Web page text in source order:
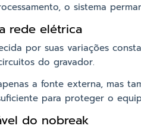
o sistema
rede elétrica
por suas variações
do gravador.
a fonte externa, mas
para proteger o
do nobreak